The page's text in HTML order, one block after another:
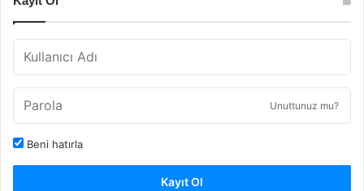
Unuttunuz mu?
Beni hatırla
Kayıt Ol